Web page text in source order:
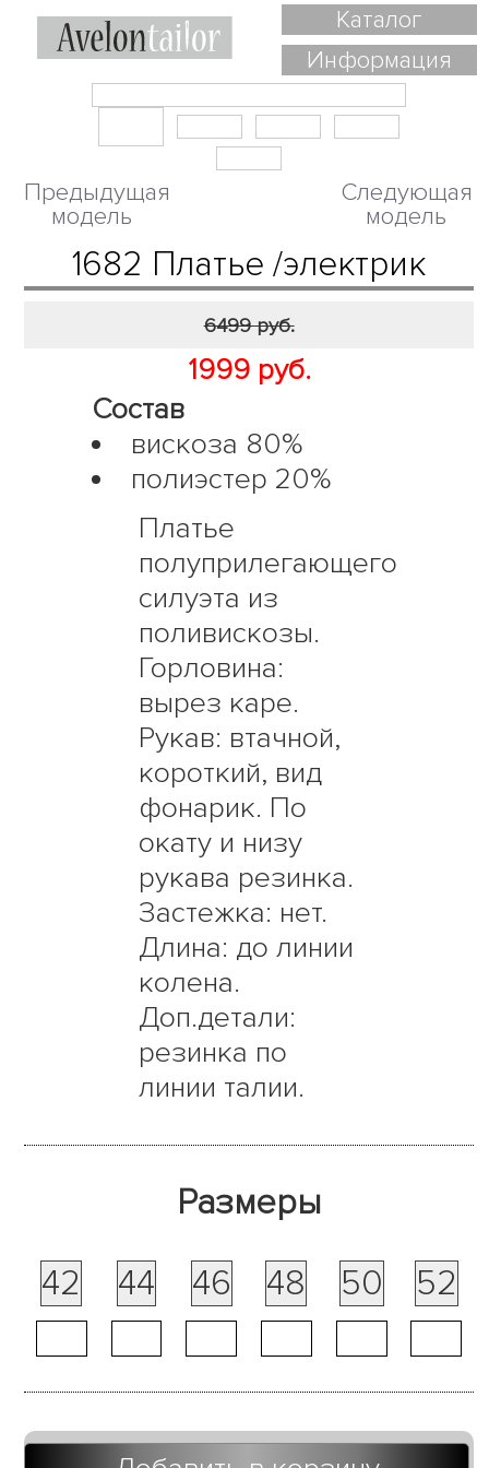
Каталог
Информация
Предыдущая
модель
Следующая
модель
1682 Платье /электрик
6499 руб.
1999 руб.
Состав
вискоза 80%
полиэстер 20%
Платье
полуприлегающего
силуэта из
поливискозы.
Горловина:
вырез каре.
Рукав: втачной,
короткий, вид
фонарик. По
окату и низу
рукава резинка.
Застежка: нет.
Длина: до линии
колена.
Доп.детали:
резинка по
линии талии.
Размеры
42
44 46 48 50 52